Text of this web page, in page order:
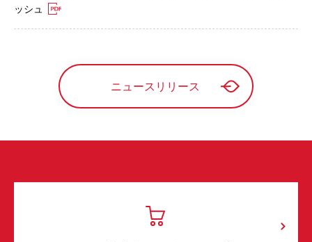
ッシュ
ニュースリリース